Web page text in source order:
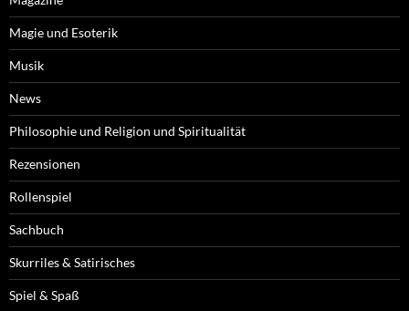
Magie und Esoterik
Musik
News
Philosophie und Religion und Spiritualität
Rezensionen
Rollenspiel
Sachbuch
Skurriles & Satirisches
Spiel & Spaß